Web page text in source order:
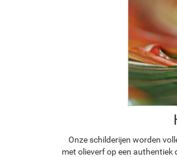
Onze schilderijen worden
met olieverf op een